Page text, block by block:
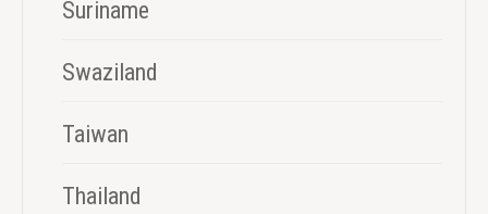
Suriname
Swaziland
Taiwan
Thailand